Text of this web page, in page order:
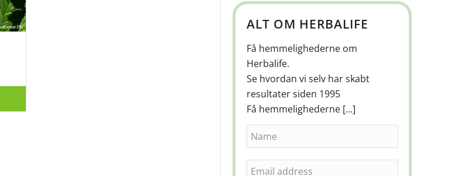
ALT OM HERBALIFE
Få hemmelighederne om
Herbalife.
Se hvordan vi selv har skabt
resultater siden 1995
Få hemmelighederne [...]